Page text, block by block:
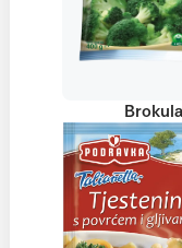
Brokula